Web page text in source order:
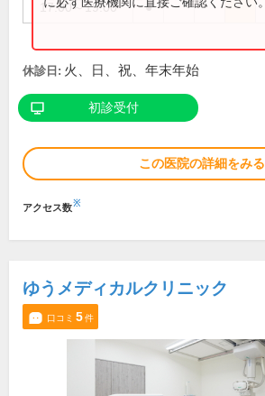
17:00～19:00 ●
休診日: 火、日、祝、年末年始
初診受付
この医院の詳細をみる
アクセス数※
ゆうメディカルクリニック
口コミ 5件